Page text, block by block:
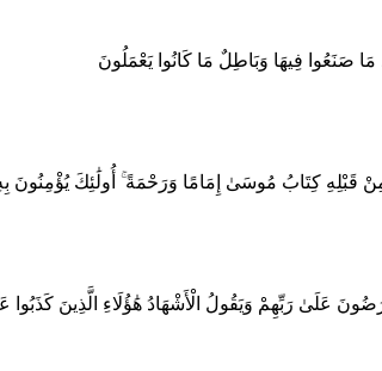
صَنَعُوا فِيهَا وَبَاطِلٌ مَا كَانُوا يَعْمَلُونَ
قَبْلِهِ كِتَابُ مُوسَىٰ إِمَامًا وَرَحْمَةً ۚ أُولَٰئِكَ يُؤْمِنُونَ
عَلَىٰ رَبِّهِمْ وَيَقُولُ الْأَشْهَادُ هَٰؤُلَاءِ الَّذِينَ كَذَبُوا